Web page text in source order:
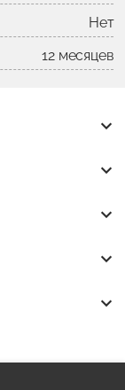
Нет
12 месяцев